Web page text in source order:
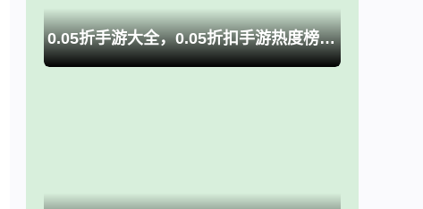
0.05折手游大全，0.05折扣手游热度榜推荐